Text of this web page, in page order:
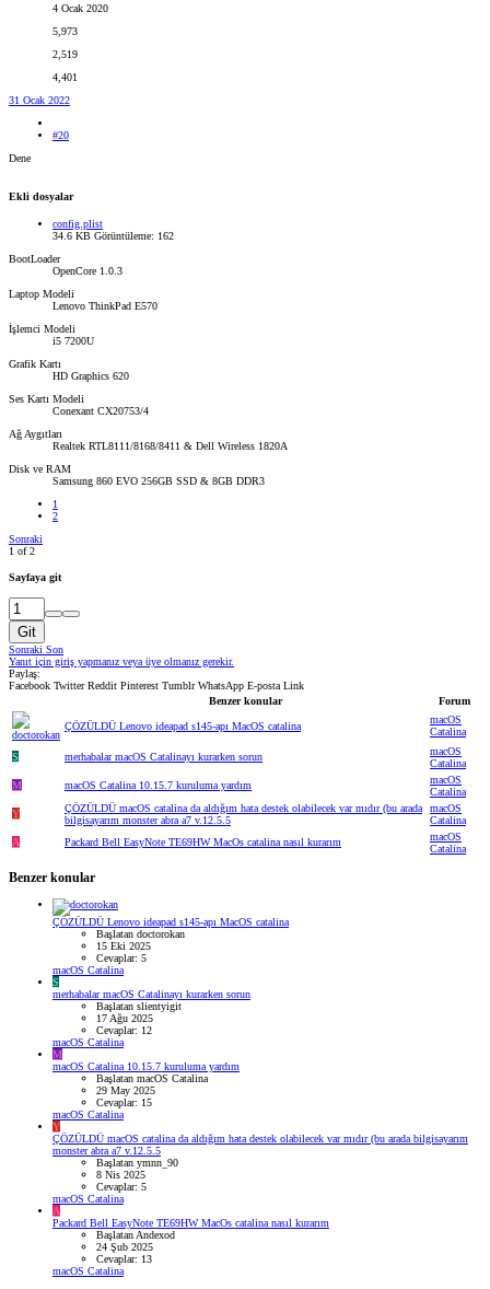
4 Ocak 2020
5,973
2,519
4,401
31 Ocak 2022
#20
Dene
Ekli dosyalar
config.plist
34.6 KB Görüntüleme: 162
BootLoader
OpenCore 1.0.3
Laptop Modeli
Lenovo ThinkPad E570
İşlemci Modeli
i5 7200U
Grafik Kartı
HD Graphics 620
Ses Kartı Modeli
Conexant CX20753/4
Ağ Aygıtları
Realtek RTL8111/8168/8411 & Dell Wireless 1820A
Disk ve RAM
Samsung 860 EVO 256GB SSD & 8GB DDR3
1
2
Sonraki
1 of 2
Sayfaya git
Git
Sonraki Son
Yanıt için giriş yapmanız veya üye olmanız gerekir.
Paylaş:
Facebook Twitter Reddit Pinterest Tumblr WhatsApp E-posta Link
Benzer konular
Forum
ÇÖZÜLDÜ Lenovo ideapad s145-apı MacOS catalina
macOS
Catalina
S merhabalar macOS Catalinayı kurarken sorun
macOS
Catalina
M
macOS Catalina 10.15.7 kuruluma yardım
macOS
Catalina
Y
ÇÖZÜLDÜ macOS catalina da aldığım hata destek olabilecek var mıdır (bu arada
bilgisayarım monster abra a7 v.12.5.5
macOS
Catalina
A
Packard Bell EasyNote TE69HW MacOs catalina nasıl kurarım
macOS
Catalina
Benzer konular
ÇÖZÜLDÜ Lenovo ideapad s145-apı MacOS catalina
Başlatan doctorokan
15 Eki 2025
Cevaplar: 5
macOS Catalina
S
merhabalar macOS Catalinayı kurarken sorun
Başlatan slientyigit
17 Ağu 2025
Cevaplar: 12
macOS Catalina
M
macOS Catalina 10.15.7 kuruluma yardım
Başlatan macOS Catalina
29 May 2025
Cevaplar: 15
macOS Catalina
Y
ÇÖZÜLDÜ macOS catalina da aldığım hata destek olabilecek var mıdır (bu arada bilgisayarım
monster abra a7 v.12.5.5
Başlatan ymnn_90
8 Nis 2025
Cevaplar: 5
macOS Catalina
A
Packard Bell EasyNote TE69HW MacOs catalina nasıl kurarım
Başlatan Andexod
24 Şub 2025
Cevaplar: 13
macOS Catalina